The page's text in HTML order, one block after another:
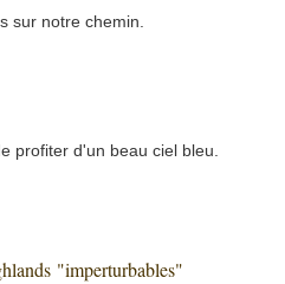
sur notre chemin.
profiter d'un beau ciel bleu.
"imperturbables"